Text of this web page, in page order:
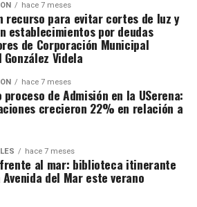
hace 7 meses
recurso para evitar cortes de luz y
establecimientos por deudas
de Corporación Municipal
González Videla
hace 7 meses
proceso de Admisión en la USerena:
crecieron 22% en relación a
hace 7 meses
al mar: biblioteca itinerante
del Mar este verano